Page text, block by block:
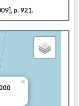
p. 921.
×